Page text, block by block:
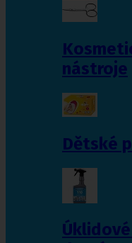
nástroje
Dětské